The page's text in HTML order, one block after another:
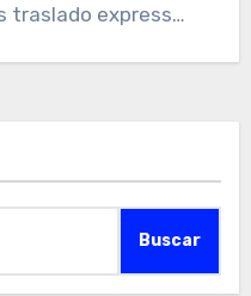
traslado express…
Buscar